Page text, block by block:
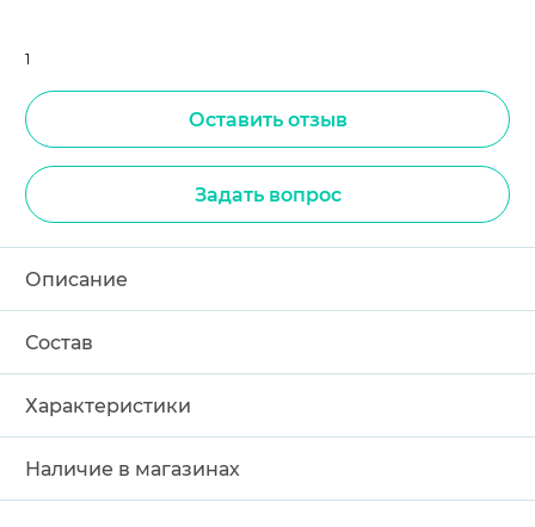
1
Оставить отзыв
Задать вопрос
Описание
Состав
Характеристики
Наличие в магазинах